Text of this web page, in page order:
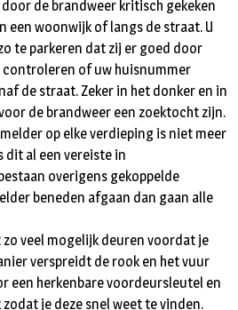
de brandweer kritisch gekeken
een woonwijk of langs de straat. U
te parkeren dat zij er goed door
controleren of uw huisnummer
de straat. Zeker in het donker en in
de brandweer een zoektocht zijn.
op elke verdieping is niet meer
dit al een vereiste in
overigens gekoppelde
beneden afgaan dan gaan alle
zo veel mogelijk deuren voordat je
verspreidt de rook en het vuur
een herkenbare voordeursleutel en
zodat je deze snel weet te vinden.